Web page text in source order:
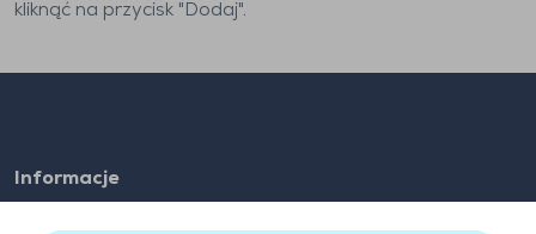
kliknąć na przycisk "Dodaj".
Informacje